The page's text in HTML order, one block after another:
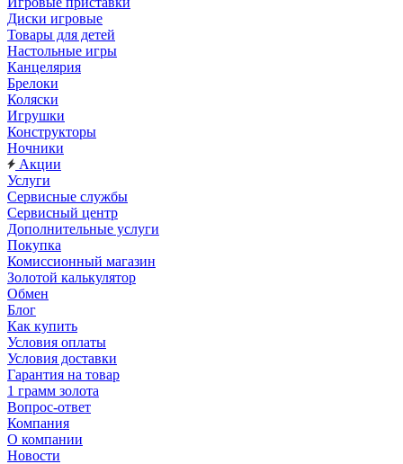
Диски игровые
Товары для детей
Настольные игры
Канцелярия
Брелоки
Коляски
Игрушки
Конструкторы
Ночники
Акции
Услуги
Сервисные службы
Сервисный центр
Дополнительные услуги
Покупка
Комиссионный магазин
Золотой калькулятор
Обмен
Блог
Как купить
Условия оплаты
Условия доставки
Гарантия на товар
1 грамм золота
Вопрос-ответ
Компания
О компании
Новости